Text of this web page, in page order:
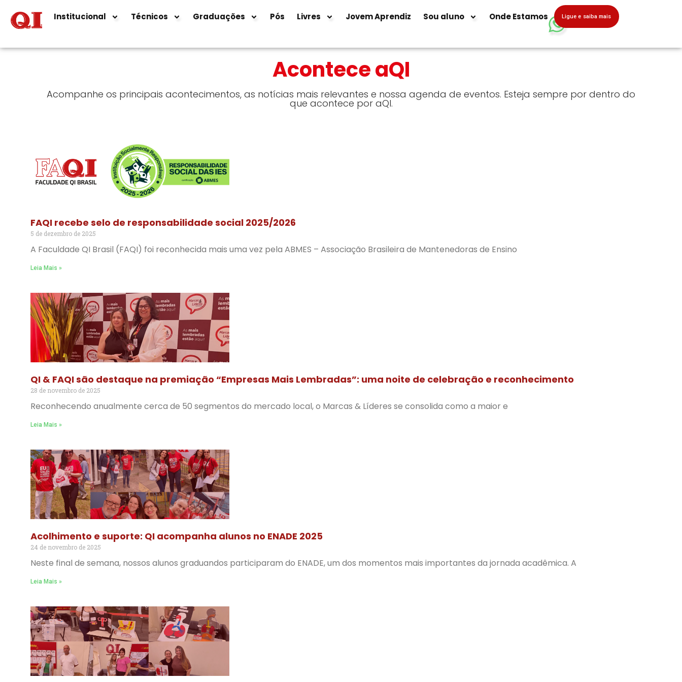
Institucional Técnicos Graduações Pós Livres Jovem Aprendiz Sou aluno Onde Estamos Ligue e saiba mais
Acontece aQI
Acompanhe os principais acontecimentos, as notícias mais relevantes e nossa agenda de eventos. Esteja sempre por dentro do
que acontece por aQI.
FAQI recebe selo de responsabilidade social 2025/2026
5 de dezembro de 2025
A Faculdade QI Brasil (FAQI) foi reconhecida mais uma vez pela ABMES – Associação Brasileira de Mantenedoras de Ensino
Leia Mais »
QI & FAQI são destaque na premiação “Empresas Mais Lembradas”: uma noite de celebração e reconhecimento
28 de novembro de 2025
Reconhecendo anualmente cerca de 50 segmentos do mercado local, o Marcas & Líderes se consolida como a maior e
Leia Mais »
Acolhimento e suporte: QI acompanha alunos no ENADE 2025
24 de novembro de 2025
Neste final de semana, nossos alunos graduandos participaram do ENADE, um dos momentos mais importantes da jornada acadêmica. A
Leia Mais »